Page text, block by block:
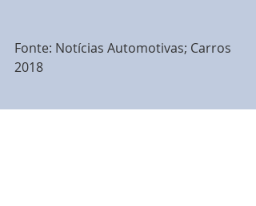
Fonte: Notícias Automotivas; Carros
2018